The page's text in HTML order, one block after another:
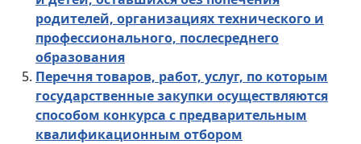
родителей, организациях технического и
профессионального, послесреднего
образования
Перечня товаров, работ, услуг, по которым
государственные закупки осуществляются
способом конкурса с предварительным
квалификационным отбором